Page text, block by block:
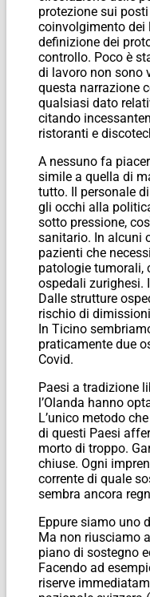
protezione sui
coinvolgimento dei
definizione dei
controllo. Poco è
di lavoro non sono
questa narrazione
qualsiasi dato
citando
ristoranti e
A nessuno fa
simile a quella di
tutto. Il personale
gli occhi alla
sotto pressione,
sanitario. In alcuni
pazienti che
patologie tumorali,
ospedali zurighesi.
Dalle strutture
rischio di
In Ticino
praticamente due
Covid.
Paesi a tradizione
l’Olanda hanno
L’unico metodo
di questi Paesi
morto di troppo.
chiuse. Ogni
corrente di quale
sembra ancora
Eppure siamo uno
Ma non riusciamo
piano di sostegno
Facendo ad
riserve